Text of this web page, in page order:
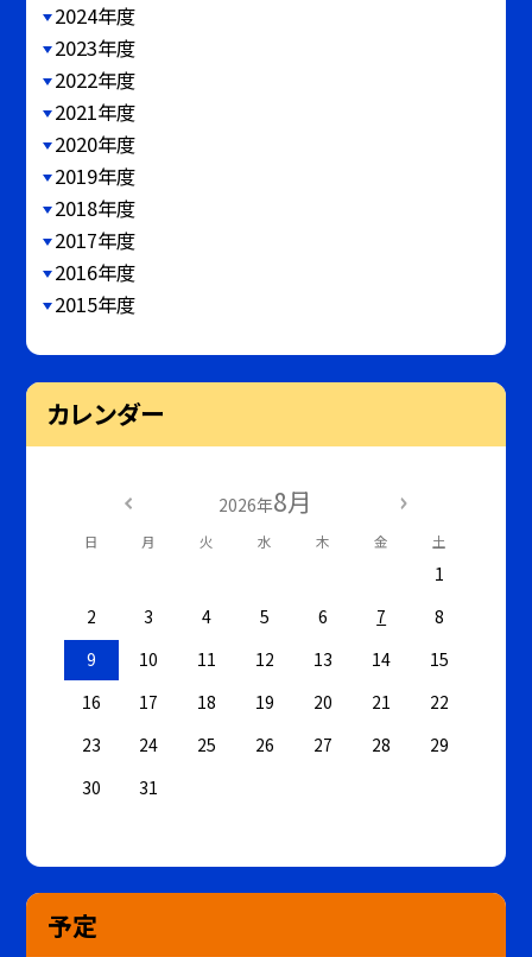
2024年度
2023年度
2022年度
2021年度
2020年度
2019年度
2018年度
2017年度
2016年度
2015年度
カレンダー
2026年8月
日 月 火 水 木 金 土
1
2
3 4 5 6 7
8
9
10 11 12 13 14
15
16
17 18 19 20 21
22
23
24 25 26 27 28
29
30
31
予定